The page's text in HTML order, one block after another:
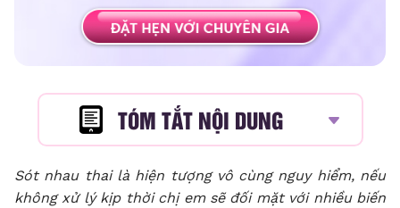
TÓM TẮT NỘI DUNG
Sót nhau thai là hiện tượng vô cùng nguy hiểm, nếu
không xử lý kịp thời chị em sẽ đối mặt với nhiều biến